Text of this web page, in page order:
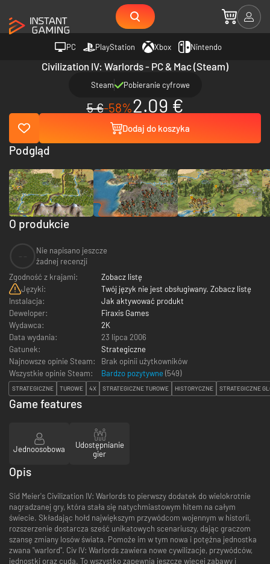
PC PlayStation Xbox Nintendo
Civilization IV: Warlords - PC & Mac (Steam)
Steam Pobieranie cyfrowe
5 €-58%2.09 €
Dodaj do koszyka
O produkcie
Nie napisano jeszcze
żadnej recenzji
Zgodność z krajami:
Zobacz listę
Języki:
Twój język nie jest obsługiwany. Zobacz listę
Instalacja:
Jak aktywować produkt
Deweloper:
Firaxis Games
Wydawca:
2K
Data wydania:
23 lipca 2006
Gatunek:
Strategiczne
Najnowsze opinie Steam:
Brak opinii użytkowników
Wszystkie opinie Steam:
Bardzo pozytywne (549)
STRATEGICZNE TUROWE 4X STRATEGICZNE TUROWE HISTORYCZNE STRATEGICZNE
Podgląd
Game features
Jednoosobowa
Udostępnianie
gier
Opis
Sid Meier's Civilization IV: Warlords to pierwszy dodatek do wielokrotnie
nagradzanej gry, która stała się natychmiastowym hitem na całym
świecie. Składając hołd największym przywódcom wojennym w historii,
rozszerzenie dostarcza sześć unikatowych scenariuszy, dając graczom
szansę zmiany losów świata. Pomoże im w tym nowa i potężna jednostka
zwana "warlord". Civ IV: Warlords zawiera nowe cywilizacje, przywódców,
jednostki oraz cuda. To wszystko zapewnia jeszcze więcej zabawy i